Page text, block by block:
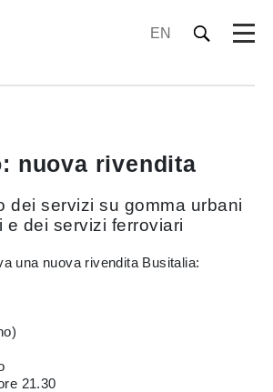
EN
nuova rivendita
dei servizi su gomma urbani
e dei servizi ferroviari
una nuova rivendita Busitalia:
21.30